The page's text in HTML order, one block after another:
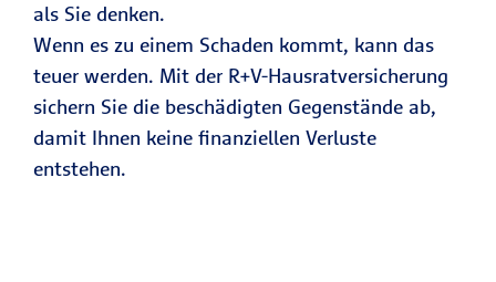
als Sie denken.
Wenn es zu einem Schaden kommt, kann das
teuer werden. Mit der R+V-Hausratversicherung
sichern Sie die beschädigten Gegenstände ab,
damit Ihnen keine finanziellen Verluste
entstehen.